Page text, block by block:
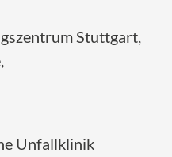
Stuttgart,
Unfallklinik